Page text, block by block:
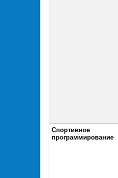
Спортивное
программирование